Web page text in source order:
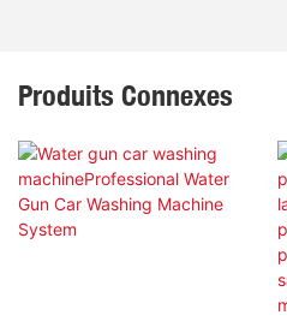
Produits Connexes